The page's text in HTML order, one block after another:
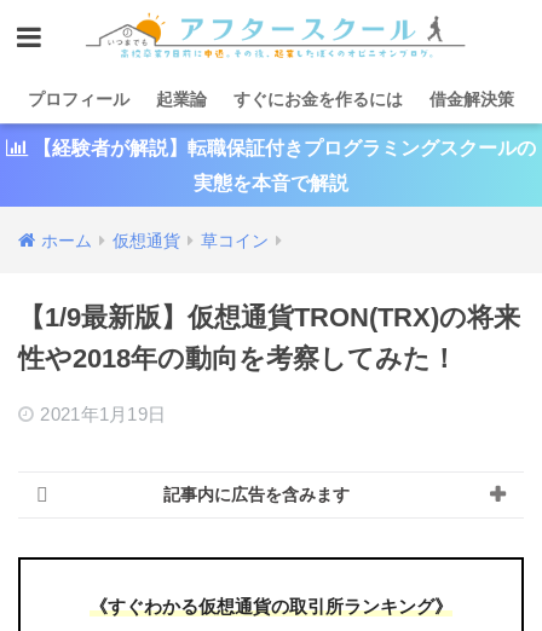
プロフィール 起業論 すぐにお金を作るには 借金解決策
【経験者が解説】転職保証付きプログラミングスクールの
実態を本音で解説
ホーム 仮想通貨 草コイン
【1/9最新版】仮想通貨TRON(TRX)の将来
性や2018年の動向を考察してみた！
2021年1月19日
記事内に広告を含みます
《すぐわかる仮想通貨の取引所ランキング》